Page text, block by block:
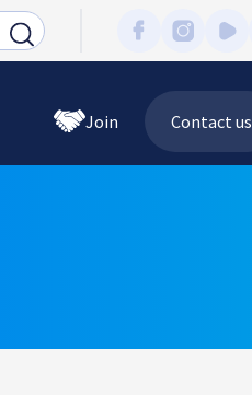
Join Contact us